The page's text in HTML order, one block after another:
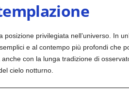
privilegiata nell’universo. In
e al contempo più profondi che
con la lunga tradizione di
cielo notturno.